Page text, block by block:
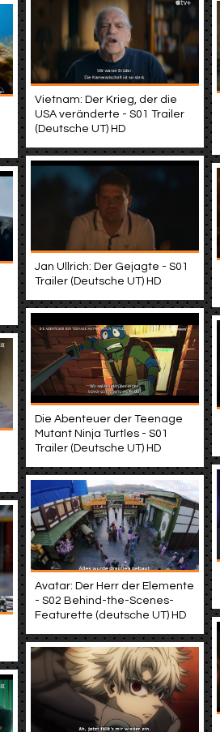
Vietnam: Der Krieg, der die
USA veränderte - S01 Trailer
(Deutsche UT) HD
Jan Ullrich: Der Gejagte - S01
Trailer (Deutsche UT) HD
Die Abenteuer der Teenage
Mutant Ninja Turtles - S01
Trailer (Deutsche UT) HD
Avatar: Der Herr der Elemente
- S02 Behind-the-Scenes-
Featurette (deutsche UT) HD